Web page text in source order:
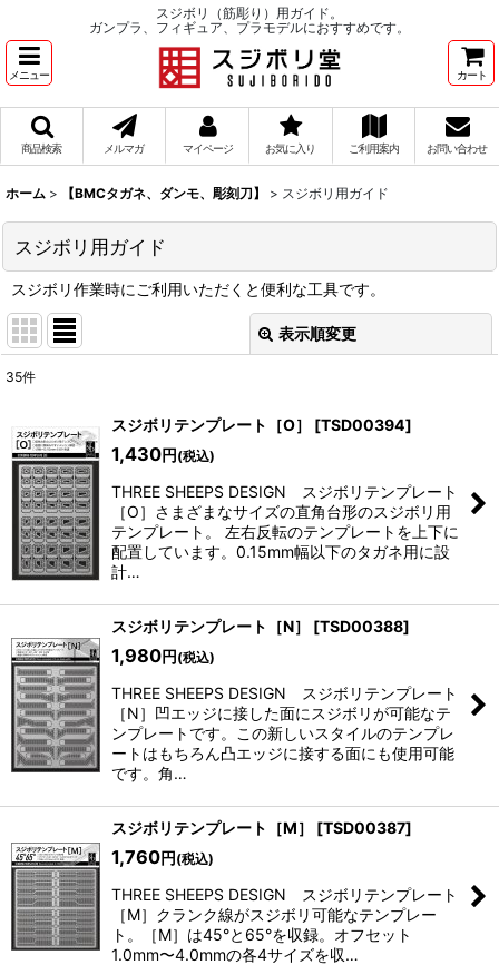
スジボリ（筋彫り）用ガイド。
ガンプラ、フィギュア、プラモデルにおすすめです。
メニュー カート
商品検索 メルマガ マイページ お気に入り ご利用案内 お問い合わせ
ホーム > 【BMCタガネ、ダンモ、彫刻刀】 > スジボリ用ガイド
スジボリ用ガイド
スジボリ作業時にご利用いただくと便利な工具です。
表示順変更
在庫あり
並び順:
絞り込む
35件
スジボリテンプレート［O］ [TSD00394]
1,430円 (税込)
THREE SHEEPS DESIGN スジボリテンプレート
［O］さまざまなサイズの直角台形のスジボリ用
テンプレート。 左右反転のテンプレートを上下に
配置しています。0.15mm幅以下のタガネ用に設
計…
スジボリテンプレート［N］ [TSD00388]
1,980円 (税込)
THREE SHEEPS DESIGN スジボリテンプレート
［N］凹エッジに接した面にスジボリが可能なテ
ンプレートです。この新しいスタイルのテンプレ
ートはもちろん凸エッジに接する面にも使用可能
です。角…
スジボリテンプレート［M］ [TSD00387]
1,760円 (税込)
THREE SHEEPS DESIGN スジボリテンプレート
［M］クランク線がスジボリ可能なテンプレー
ト。［M］は45°と65°を収録。オフセット
1.0mm〜4.0mmの各4サイズを収…